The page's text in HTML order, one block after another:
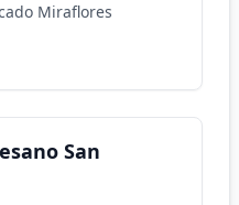
Miraflores
San